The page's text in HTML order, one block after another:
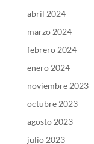
abril 2024
marzo 2024
febrero 2024
enero 2024
noviembre 2023
octubre 2023
agosto 2023
julio 2023